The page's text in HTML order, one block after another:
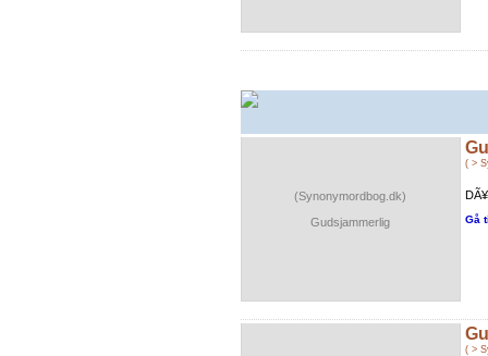
(Synonymordbog.dk)
Gudsjammerlig
( >
Gå
( >